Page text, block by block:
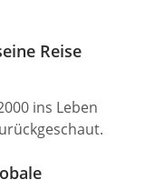
Reise
ins Leben